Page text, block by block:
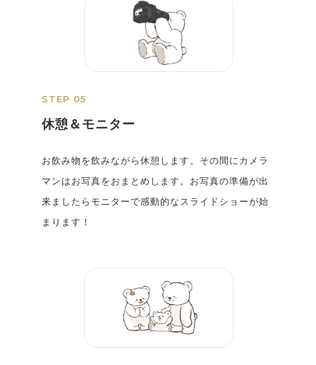
STEP 05
休憩＆モニター
お飲み物を飲みながら休憩します。その間にカメラ
マンはお写真をおまとめします。お写真の準備が出
来ましたらモニターで感動的なスライドショーが始
まります！